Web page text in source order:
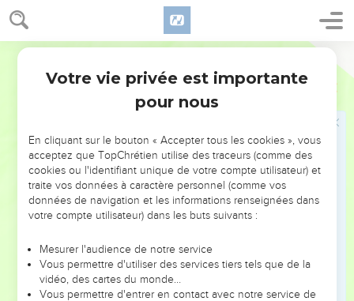
Marc 4
Jésus apaise une tempête
Le soir de ce jour-là, Jésus dit à ses disciples : « Allons de
l’autre côté du lac ! »
Ils quittent la foule, et les disciples font partir la barque où
Jésus se trouve. Il y a d’autres barques à côté d’eux.
jettent sur la barque, et beaucoup d’eau entre déjà dans la
barque.
Jésus est à l’arrière, il dort, la tête sur un coussin. Ses
disciples le réveillent et lui disent : « Maître, nous allons
mourir ! Cela ne te fait rien ? »
Jésus se réveille. Il menace le vent et dit au lac :
« Silence ! Calme-toi ! » Alors le vent s’arrête de souffler, et
tout devient très calme.
Votre vie privée est importante
pour nous
En cliquant sur le bouton « Accepter tous les cookies », vous
acceptez que TopChrétien utilise des traceurs (comme des
cookies ou l'identifiant unique de votre compte utilisateur) et
traite vos données à caractère personnel (comme vos
données de navigation et les informations renseignées dans
votre compte utilisateur) dans les buts suivants :
Mesurer l'audience de notre service
Vous permettre d'utiliser des services tiers tels que de la
vidéo, des cartes du monde…
Vous permettre d'entrer en contact avec notre service de